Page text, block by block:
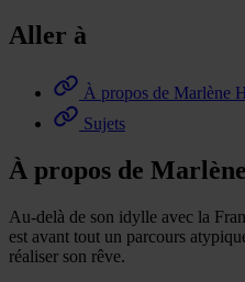
Aller à
À propos de Marlène
Sujets
À propos de
Au-delà de son idylle avec la
est avant tout un parcours
réaliser son rêve.